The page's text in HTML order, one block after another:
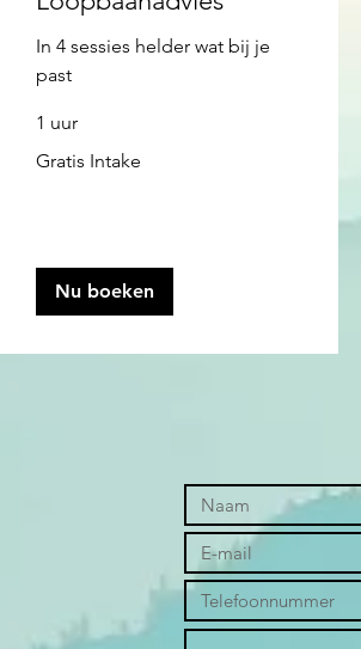
In 4 sessies helder wat bij je
past
1 uur
Intake
Gratis Intake
Nu boeken